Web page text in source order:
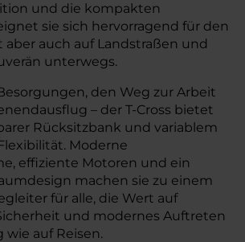
und die kompakten
sie sich hervorragend für den
aber auch auf Landstraßen und
unterwegs.
den Weg zur Arbeit
– der T-Cross bietet
Rücksitzbank und variablem
Moderne
effiziente Motoren und ein
machen sie zu einem
für alle, die Wert auf
und modernes Auftreten
wie auf Reisen.